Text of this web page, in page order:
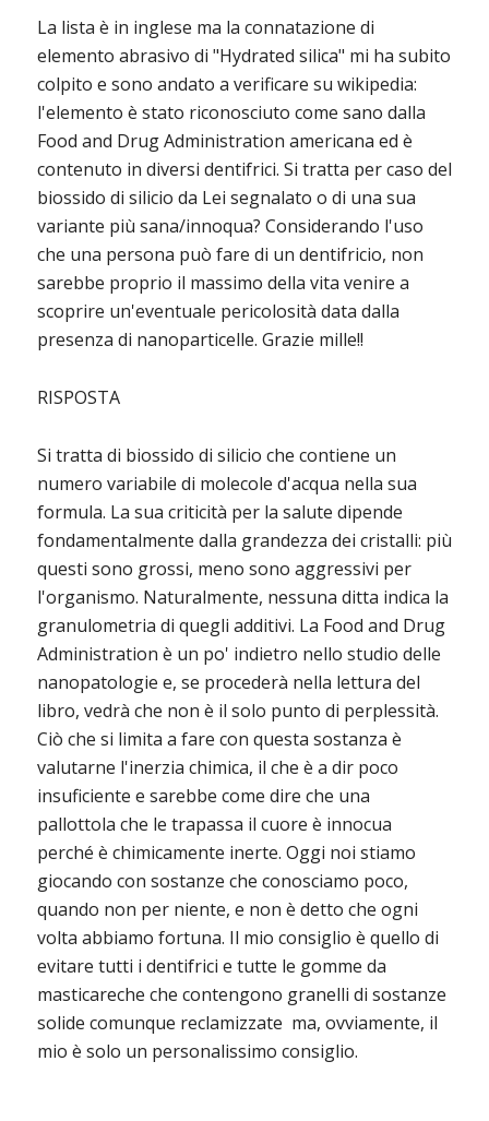
La lista è in inglese ma la connatazione di
elemento abrasivo di "Hydrated silica" mi ha subito
colpito e sono andato a verificare su wikipedia:
l'elemento è stato riconosciuto come sano dalla
Food and Drug Administration americana ed è
contenuto in diversi dentifrici. Si tratta per caso del
biossido di silicio da Lei segnalato o di una sua
variante più sana/innoqua? Considerando l'uso
che una persona può fare di un dentifricio, non
sarebbe proprio il massimo della vita venire a
scoprire un'eventuale pericolosità data dalla
presenza di nanoparticelle. Grazie mille!!
RISPOSTA
Si tratta di biossido di silicio che contiene un
numero variabile di molecole d'acqua nella sua
formula. La sua criticità per la salute dipende
fondamentalmente dalla grandezza dei cristalli: più
questi sono grossi, meno sono aggressivi per
l'organismo. Naturalmente, nessuna ditta indica la
granulometria di quegli additivi. La Food and Drug
Administration è un po' indietro nello studio delle
nanopatologie e, se procederà nella lettura del
libro, vedrà che non è il solo punto di perplessità.
Ciò che si limita a fare con questa sostanza è
valutarne l'inerzia chimica, il che è a dir poco
insuficiente e sarebbe come dire che una
pallottola che le trapassa il cuore è innocua
perché è chimicamente inerte. Oggi noi stiamo
giocando con sostanze che conosciamo poco,
quando non per niente, e non è detto che ogni
volta abbiamo fortuna. Il mio consiglio è quello di
evitare tutti i dentifrici e tutte le gomme da
masticareche che contengono granelli di sostanze
solide comunque reclamizzate ma, ovviamente, il
mio è solo un personalissimo consiglio.